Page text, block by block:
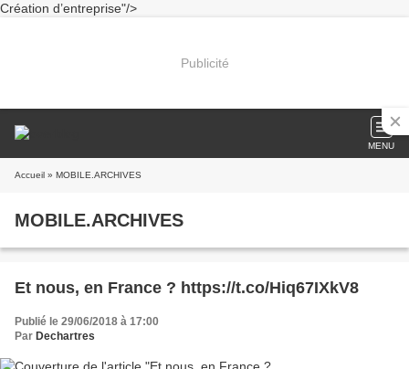
Création d’entreprise"/>
Publicité
MENU
Accueil » MOBILE.ARCHIVES
MOBILE.ARCHIVES
Et nous, en France ? https://t.co/Hiq67IXkV8
Publié le 29/06/2018 à 17:00
Par Dechartres